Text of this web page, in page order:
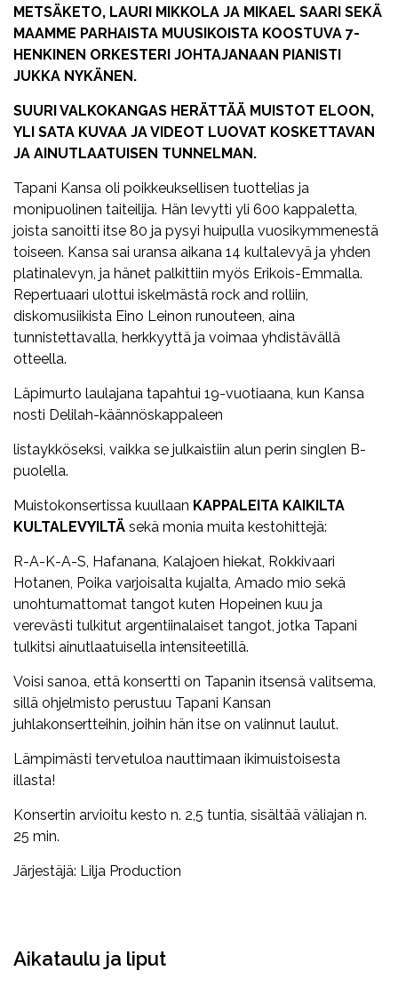
METSÄKETO, LAURI MIKKOLA JA MIKAEL SAARI SEKÄ
MAAMME PARHAISTA MUUSIKOISTA KOOSTUVA 7-
HENKINEN ORKESTERI JOHTAJANAAN PIANISTI
JUKKA NYKÄNEN.
SUURI VALKOKANGAS HERÄTTÄÄ MUISTOT ELOON,
YLI SATA KUVAA JA VIDEOT LUOVAT KOSKETTAVAN
JA AINUTLAATUISEN TUNNELMAN.
Tapani Kansa oli poikkeuksellisen tuottelias ja
monipuolinen taiteilija. Hän levytti yli 600 kappaletta,
joista sanoitti itse 80 ja pysyi huipulla vuosikymmenestä
toiseen. Kansa sai uransa aikana 14 kultalevyä ja yhden
platinalevyn, ja hänet palkittiin myös Erikois-Emmalla.
Repertuaari ulottui iskelmästä rock and rolliin,
diskomusiikista Eino Leinon runouteen, aina
tunnistettavalla, herkkyyttä ja voimaa yhdistävällä
otteella.
Läpimurto laulajana tapahtui 19-vuotiaana, kun Kansa
nosti Delilah-käännöskappaleen
listaykköseksi, vaikka se julkaistiin alun perin singlen B-
puolella.
Muistokonsertissa kuullaan KAPPALEITA KAIKILTA
KULTALEVYILTÄ sekä monia muita kestohittejä:
R-A-K-A-S, Hafanana, Kalajoen hiekat, Rokkivaari
Hotanen, Poika varjoisalta kujalta, Amado mio sekä
unohtumattomat tangot kuten Hopeinen kuu ja
verevästi tulkitut argentiinalaiset tangot, jotka Tapani
tulkitsi ainutlaatuisella intensiteetillä.
Voisi sanoa, että konsertti on Tapanin itsensä valitsema,
sillä ohjelmisto perustuu Tapani Kansan
juhlakonsertteihin, joihin hän itse on valinnut laulut.
Lämpimästi tervetuloa nauttimaan ikimuistoisesta
illasta!
Konsertin arvioitu kesto n. 2,5 tuntia, sisältää väliajan n.
25 min.
Järjestäjä: Lilja Production
Aikataulu ja liput